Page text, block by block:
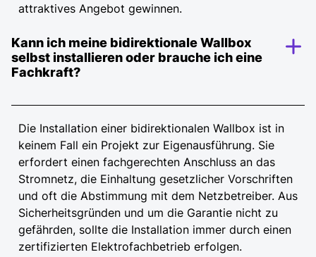
attraktives Angebot gewinnen.
Kann ich meine bidirektionale Wallbox
selbst installieren oder brauche ich eine
Fachkraft?
Die Installation einer bidirektionalen Wallbox ist in
keinem Fall ein Projekt zur Eigenausführung. Sie
erfordert einen fachgerechten Anschluss an das
Stromnetz, die Einhaltung gesetzlicher Vorschriften
und oft die Abstimmung mit dem Netzbetreiber. Aus
Sicherheitsgründen und um die Garantie nicht zu
gefährden, sollte die Installation immer durch einen
zertifizierten Elektrofachbetrieb erfolgen.